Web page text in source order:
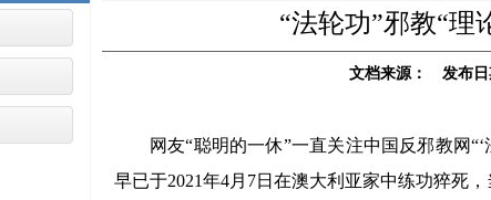
“法轮功”邪教“理
文档来源： 发布日
网友“聪明的一休”一直关注中国反邪教网
早已于2021年4月7日在澳大利亚家中练功猝死